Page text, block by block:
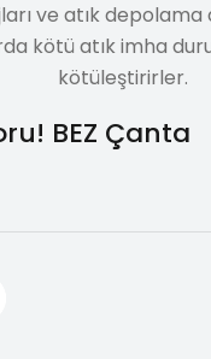
ve atık depolama
kötü atık imha
kötüleştirirler.
BEZ Çanta